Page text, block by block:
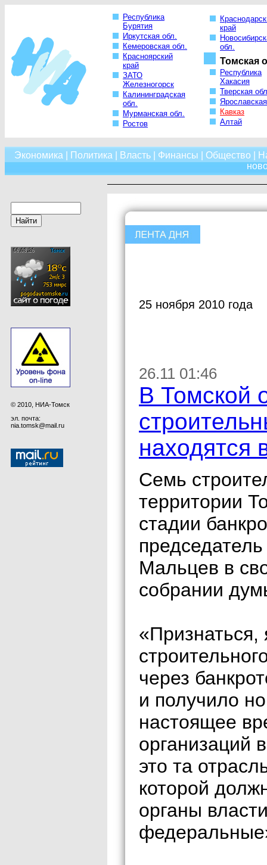
Республика
Бурятия
Иркутская обл.
Кемеровская обл.
Красноярский
край
ЗАТО
Железногорск
Калининградская
обл.
Мурманская обл.
Ростов
край
обл.
Томская
Республика
Хакасия
Тверская
Кавказ
Алтай
Экономика Политика Власть| Финансы Общество
© 2010, НИА-Томск
эл. почта:
nia.tomsk@mail.ru
25 ноября 2010 года
26.11 01:46
В Томской
находятся
Семь
территории
стадии
Мальцев в
собрании
«Признаться,
через
и получило
настоящее
организаций
это та
которой
органы